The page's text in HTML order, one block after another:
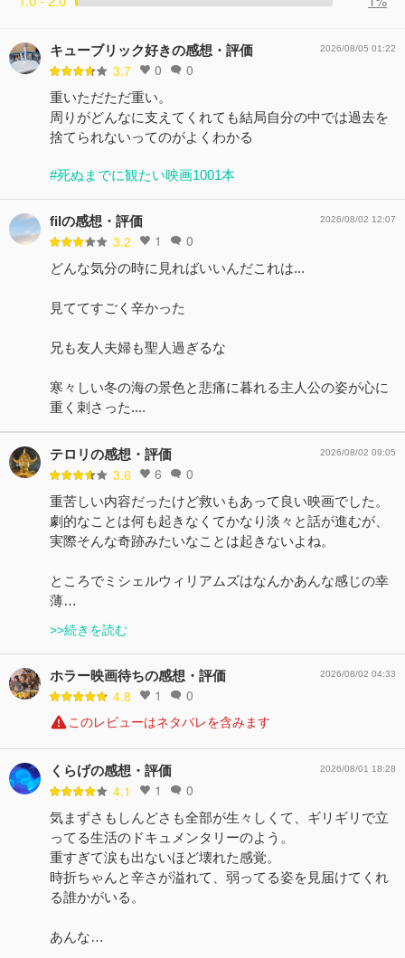
キューブリック好きの感想・評価
3.7 0 0
2026/08/05 01:22
重いただただ重い。
周りがどんなに支えてくれても結局自分の中では過去を
捨てられないってのがよくわかる
#死ぬまでに観たい映画1001本
filの感想・評価
3.2 1 0
2026/08/02 12:07
どんな気分の時に見ればいいんだこれは...
見ててすごく辛かった
兄も友人夫婦も聖人過ぎるな
寒々しい冬の海の景色と悲痛に暮れる主人公の姿が心に
重く刺さった....
テロリの感想・評価
3.6 6 0
2026/08/02 09:05
重苦しい内容だったけど救いもあって良い映画でした。
劇的なことは何も起きなくてかなり淡々と話が進むが、
実際そんな奇跡みたいなことは起きないよね。
ところでミシェルウィリアムズはなんかあんな感じの幸
薄…
>>続きを読む
ホラー映画待ちの感想・評価
4.8 1 0
2026/08/02 04:33
このレビューはネタバレを含みます
くらげの感想・評価
4.1 1 0
2026/08/01 18:28
気まずさもしんどさも全部が生々しくて、ギリギリで立
ってる生活のドキュメンタリーのよう。
重すぎて涙も出ないほど壊れた感覚。
時折ちゃんと辛さが溢れて、弱ってる姿を見届けてくれ
る誰かがいる。
あんな…